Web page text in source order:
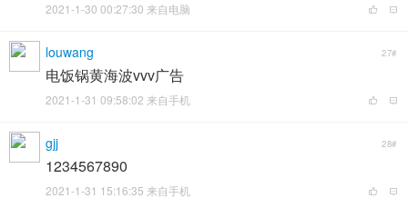
2021-1-30 00:27:30 来自电脑
louwang 27#
电饭锅黄海波vvv广告
2021-1-31 09:58:02 来自手机
gjj 28#
1234567890
2021-1-31 15:16:35 来自手机